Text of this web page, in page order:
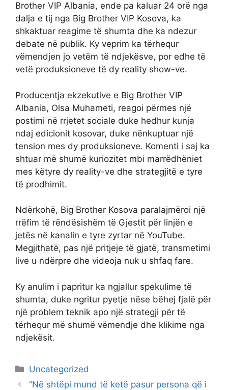
Brother VIP Albania, ende pa kaluar 24 orë nga
dalja e tij nga Big Brother VIP Kosova, ka
shkaktuar reagime të shumta dhe ka ndezur
debate në publik. Ky veprim ka tërhequr
vëmendjen jo vetëm të ndjekësve, por edhe të
vetë produksioneve të dy reality show-ve.
Producentja ekzekutive e Big Brother VIP
Albania, Olsa Muhameti, reagoi përmes një
postimi në rrjetet sociale duke hedhur kunja
ndaj edicionit kosovar, duke nënkuptuar një
tension mes dy produksioneve. Komenti i saj ka
shtuar më shumë kuriozitet mbi marrëdhëniet
mes këtyre dy reality-ve dhe strategjitë e tyre
të prodhimit.
Ndërkohë, Big Brother Kosova paralajmëroi një
rrëfim të rëndësishëm të Gjestit për linjën e
jetës në kanalin e tyre zyrtar në YouTube.
Megjithatë, pas një pritjeje të gjatë, transmetimi
live u ndërpre dhe videoja nuk u shfaq fare.
Ky anulim i papritur ka ngjallur spekulime të
shumta, duke ngritur pyetje nëse bëhej fjalë për
një problem teknik apo një strategji për të
tërhequr më shumë vëmendje dhe klikime nga
ndjekësit.
Categories
Uncategorized
“Në shtëpi mund të ketë pasur persona që i